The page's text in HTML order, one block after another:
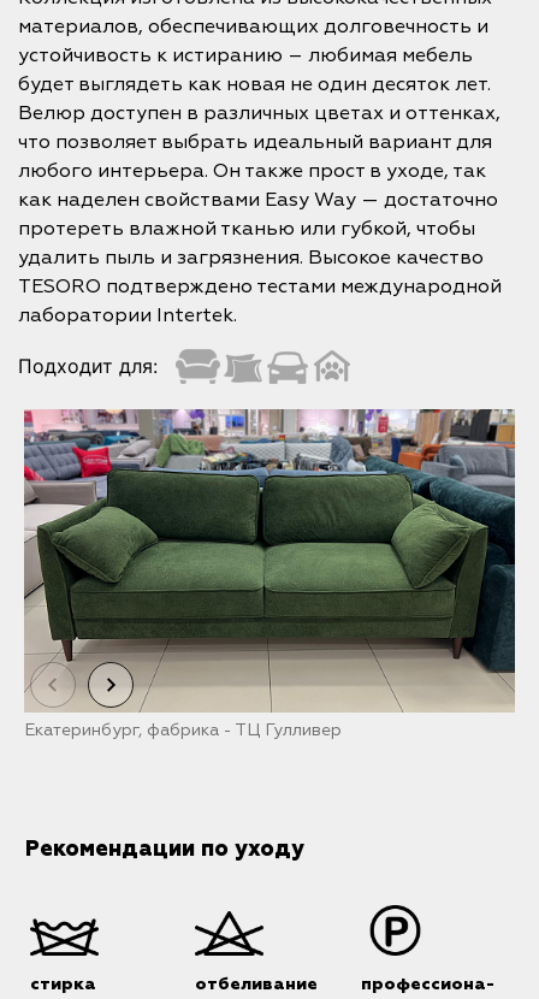
материалов, обеспечивающих долговечность и
устойчивость к истиранию – любимая мебель
будет выглядеть как новая не один десяток лет.
Велюр доступен в различных цветах и оттенках,
что позволяет выбрать идеальный вариант для
любого интерьера. Он также прост в уходе, так
как наделен свойствами Easy Way — достаточно
протереть влажной тканью или губкой, чтобы
удалить пыль и загрязнения. Высокое качество
TESORO подтверждено тестами международной
лаборатории Intertek.
Подходит для:
Екатеринбург, фабрика - ТЦ Гулливер
Рекомендации по уходу
стирка
отбеливание
профессиона-